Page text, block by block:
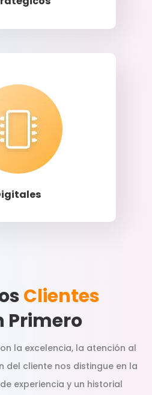
Llamar
Clientes
Primero
la excelencia, la atención al
del cliente nos distingue en la
experiencia y un historial